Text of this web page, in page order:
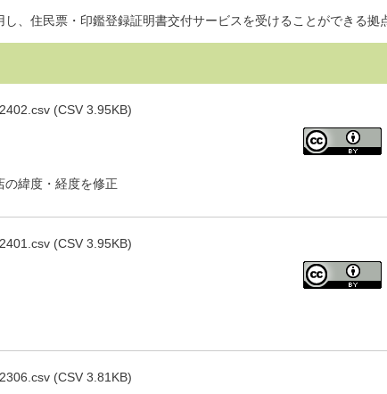
、住民票・印鑑登録証明書交付サービスを受けることができる拠
(CSV 3.95KB)
緯度・経度を修正
(CSV 3.95KB)
(CSV 3.81KB)